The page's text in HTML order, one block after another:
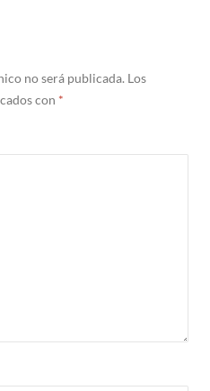
no será publicada. Los
con *